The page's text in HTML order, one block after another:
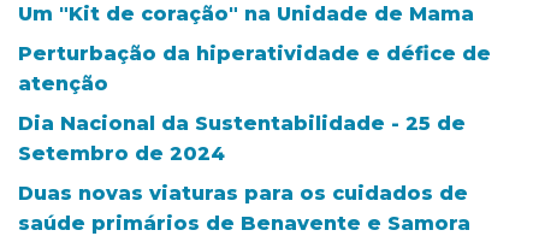
Um "Kit de coração" na Unidade de Mama
Perturbação da hiperatividade e défice de
atenção
Dia Nacional da Sustentabilidade - 25 de
Setembro de 2024
Duas novas viaturas para os cuidados de
saúde primários de Benavente e Samora